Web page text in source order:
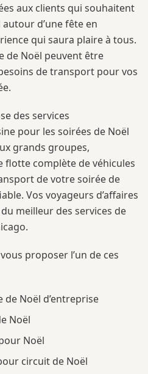
aux clients qui souhaitent
d’une fête en
qui saura plaire à tous.
de Noël peuvent être
de transport pour vos
des services
pour les soirées de Noël
grands groupes,
flotte complète de véhicules
de votre soirée de
Vos voyageurs d’affaires
meilleur des services de
proposer l’un de ces
Noël d’entreprise
Noël
Noël
circuit de Noël